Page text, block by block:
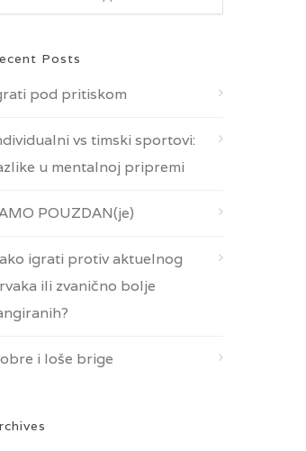
Posts
pod pritiskom
vs timski sportovi:
u mentalnoj pripremi
POUZDAN(je)
igrati protiv aktuelnog
ili zvanično bolje
i loše brige